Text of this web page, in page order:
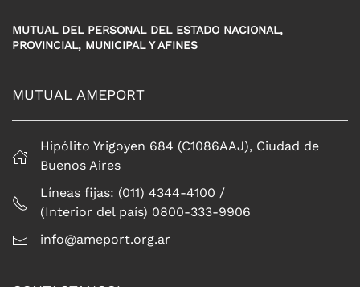
MUTUAL DEL PERSONAL DEL ESTADO NACIONAL,
PROVINCIAL, MUNICIPAL Y AFINES
MUTUAL AMEPORT
Hipólito Yrigoyen 684 (C1086AAJ), Ciudad de
Buenos Aires
Líneas fijas: (011) 4344-4100 /
(Interior del país) 0800-333-9906
info@ameport.org.ar